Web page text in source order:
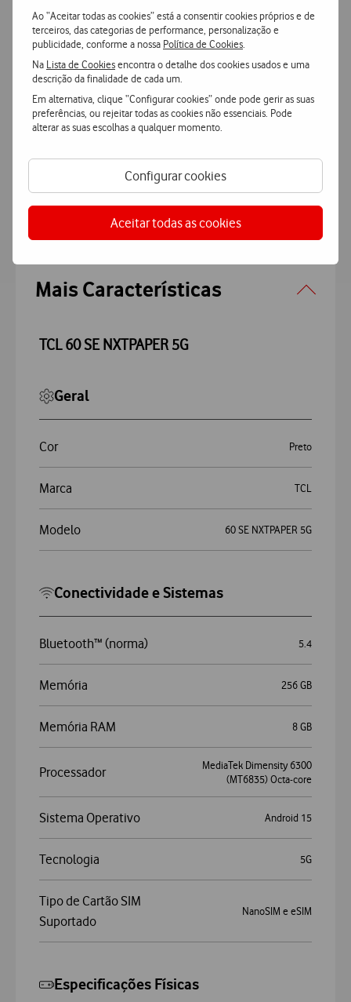
Ao “Aceitar todas as cookies” está a consentir cookies próprios e de
terceiros, das categorias de performance, personalização e
publicidade, conforme a nossa Política de Cookies
Na Lista de Cookiesencontra o detalhe dos cookies usados e uma
descrição da finalidade de cada um.
Em alternativa, clique “Configurar cookies” onde pode gerir as suas
preferências, ou rejeitar todas as cookies não essenciais. Pode
alterar as suas escolhas a qualquer momento.
Configurar cookies
Aceitar todas as cookies
Ver mais
Adicionar
Características
Accordeon
Mais Características
TCL 60 SE NXTPAPER 5G
Geral
Cor Preto
Marca TCL
Modelo 60 SE NXTPAPER 5G
Conectividade e Sistemas
Bluetooth™ (norma) 5.4
Memória 256 GB
Memória RAM 8 GB
Processador
MediaTek Dimensity 6300
(MT6835) Octa-core
Sistema Operativo Android 15
Tecnologia 5G
Tipo de Cartão SIM
Suportado
NanoSIM e eSIM
Especificações Físicas